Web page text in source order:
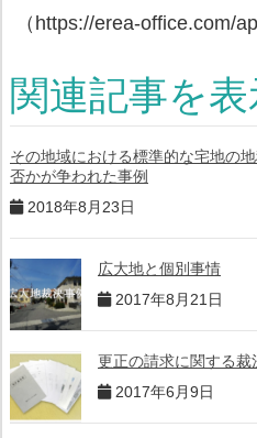
（https://erea-office.com/
関連記事を表
その地域における標準的な宅地の
否かが争われた事例
2018年8月23日
広大地と個別事情
2017年8月21日
更正の請求に関する裁
2017年6月9日